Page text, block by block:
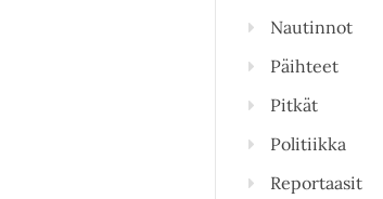
Nautinnot
Päihteet
Pitkät
Politiikka
Reportaasit